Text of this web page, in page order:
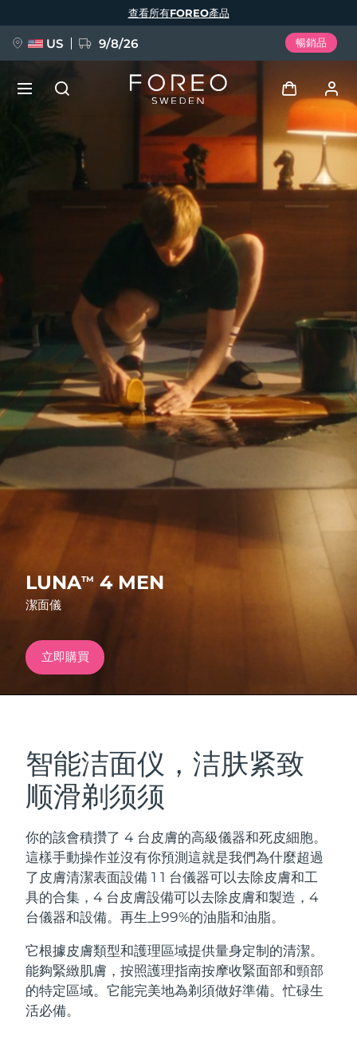
LUNATM 4 MEN
潔面儀
立即購買
智能洁面仪，洁肤紧致
顺滑剃须须
你的該會積攢了 4 台皮膚的高級儀器和死皮細胞。
這樣手動操作並沒有你預測這就是我們為什麼超過
了皮膚清潔表面設備 1 1 台儀器可以去除皮膚和工
具的合集，4 台皮膚設備可以去除皮膚和製造，4
台儀器和設備。再生上99%的油脂和油脂。
它根據皮膚類型和護理區域提供量身定制的清潔。
能夠緊緻肌膚，按照護理指南按摩收緊面部和頸部
的特定區域。它能完美地為剃須做好準備。忙碌生
活必備。
查看所有FOREO產品
US 9/8/26 暢銷品
登入
用戶信息
我的地址
我的訂閱
FAQ™ Pure Beauty-Tech Elixir
BREAKING NEWS
issa™ Teeth Whitening Set
FAQ™ Dual LED Panel
熱門產品
特別優惠 暢銷產品
紅光療法
面部清潔
LUNA™ 4 套裝
Anti-aging massage
LUNA™ 4 Plus
LUNA™ 4 Men
BEAR™ 2 套裝
Microcurrent toning
BEAR™ 2 go
Microcurrent toning on-the-go
BEAR™ 2 eyes & lips
補水保濕
Deep facial hydration
口腔護理
Hybrid silicone sonic toothbrush
FAQ™ 抗老護理
NEW
Deutsch
Italiano
Português
Русский
简体中文 繁體中文
發貨國家
美國 預計送達日期8/9/26
英國 預計送達日期 8/8/26
西班牙 8/8/26
澳洲
德國
巴林 預計送達日期 8/9/26
比利時
百慕達 預計送達日期8/14/26
波士尼亞與赫塞哥維納 預計送達日期 8/11/26
汶萊 預計送達日期
保加利亞 預計送達日期8/8/26
加拿大